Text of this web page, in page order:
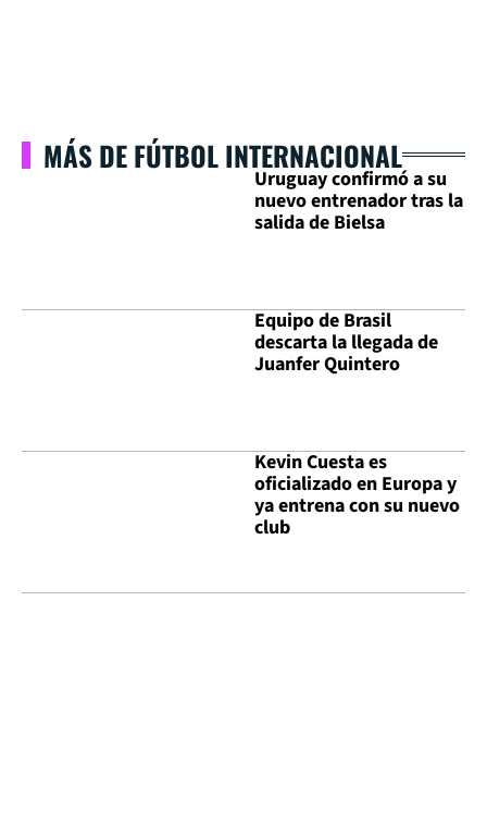
MÁS DE FÚTBOL INTERNACIONAL
Uruguay confirmó a su
nuevo entrenador tras la
salida de Bielsa
Equipo de Brasil
descarta la llegada de
Juanfer Quintero
Kevin Cuesta es
oficializado en Europa y
ya entrena con su nuevo
club